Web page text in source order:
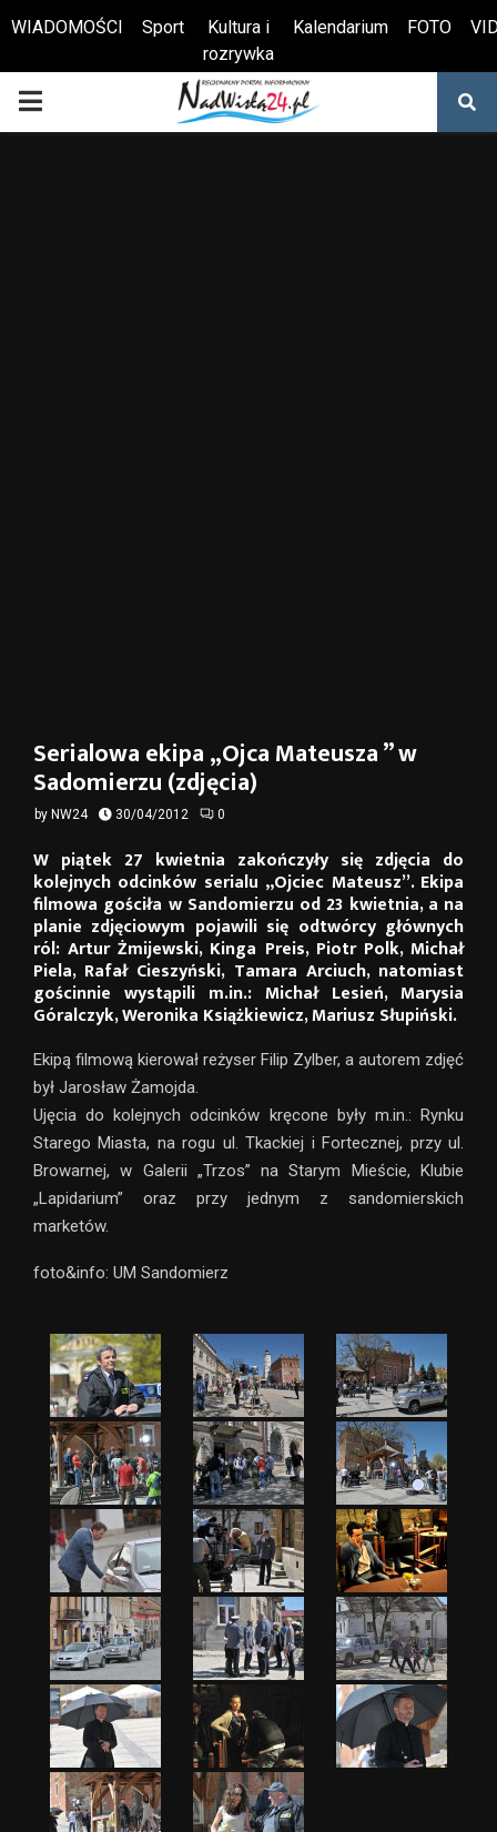
Otwórz pasek narzędzi
WIADOMOŚCI Sport
Kultura i
rozrywka
Kalendarium FOTO
PRIMARY
Serialowa ekipa „Ojca Mateusza ” w
Sadomierzu (zdjęcia)
by NW24 30/04/2012 0
W piątek 27 kwietnia zakończyły się zdjęcia do
kolejnych odcinków serialu „Ojciec Mateusz”. Ekipa
filmowa gościła w Sandomierzu od 23 kwietnia, a na
planie zdjęciowym pojawili się odtwórcy głównych
ról: Artur Żmijewski, Kinga Preis, Piotr Polk, Michał
Piela, Rafał Cieszyński, Tamara Arciuch, natomiast
gościnnie wystąpili m.in.: Michał Lesień, Marysia
Góralczyk, Weronika Książkiewicz, Mariusz Słupiński.
Ekipą filmową kierował reżyser Filip Zylber, a autorem zdjęć
był Jarosław Żamojda.
Ujęcia do kolejnych odcinków kręcone były m.in.: Rynku
Starego Miasta, na rogu ul. Tkackiej i Fortecznej, przy ul.
Browarnej, w Galerii „Trzos” na Starym Mieście, Klubie
„Lapidarium” oraz przy jednym z sandomierskich
marketów.
foto&info: UM Sandomierz